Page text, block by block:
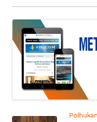
UTAMA
SERBA-
SERBI
PERISTIWA
TOKOH